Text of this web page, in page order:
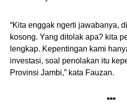
“Kita enggak ngerti jawabanya,
kosong. Yang ditolak apa? kita
lengkap. Kepentingan kami
investasi, soal penolakan itu
Provinsi Jambi,” kata Fauzan.
***